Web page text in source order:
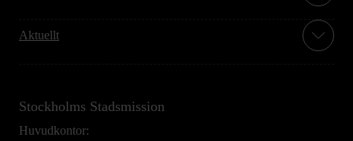
Aktuellt
Stockholms Stadsmission
Huvudkontor: